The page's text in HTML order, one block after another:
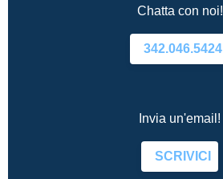
Chatta con noi!
342.046.5424
Invia un'email!
SCRIVICI